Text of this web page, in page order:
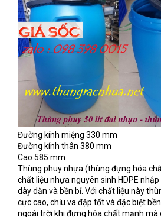
Đường kính miệng 330 mm
Đường kính thân 380 mm
Cao 585 mm
Thùng phuy nhựa (thùng đựng hóa
chất liệu nhựa nguyên sinh HDPE
dày dặn và bền bỉ. Với chất liệu này
cực cao, chịu va đập tốt và đặc biệt
ngoài trời khi đựng hóa chất mạnh mà